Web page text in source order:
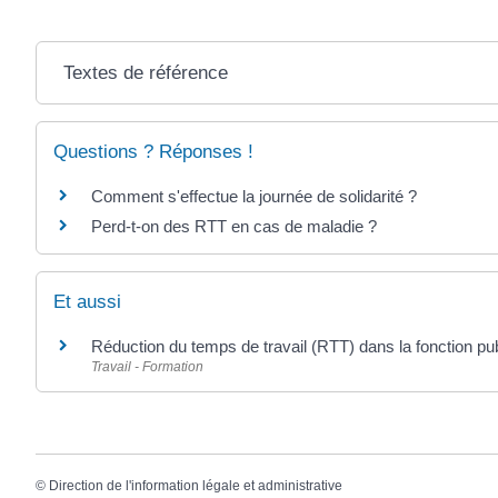
Textes de référence
Questions ? Réponses !
Comment s'effectue la journée de solidarité ?
Perd-t-on des RTT en cas de maladie ?
Et aussi
Réduction du temps de travail (RTT) dans la fonction
Travail - Formation
© Direction de l'information légale et administrative